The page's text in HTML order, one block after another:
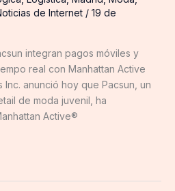
de Internet / 19 de
integran pagos móviles y
real con Manhattan Active
Inc. anunció hoy que Pacsun, un
de moda juvenil, ha
Active®